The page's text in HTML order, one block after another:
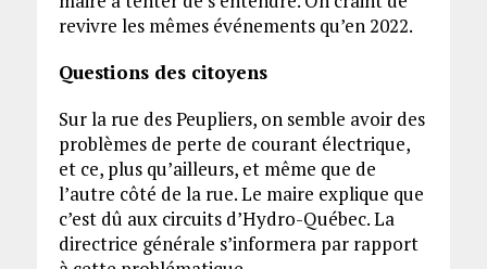
revivre les mêmes événements qu’en 2022.
Questions des citoyens
Sur la rue des Peupliers, on semble avoir des
problèmes de perte de courant électrique,
et ce, plus qu’ailleurs, et même que de
l’autre côté de la rue. Le maire explique que
c’est dû aux circuits d’Hydro-Québec. La
directrice générale s’informera par rapport